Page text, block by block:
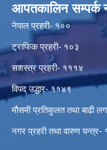
आपतकालिन सम्पर्क
नेपाल प्रहरी- १००
ट्राफिक प्रहरी- १०३
सशस्त्र प्रहरी- १११४
विपद् उद्धार- ११४९
मौसमी प्रतिकुलत तथा बाढी
नगर प्रहरी तथा वारुण